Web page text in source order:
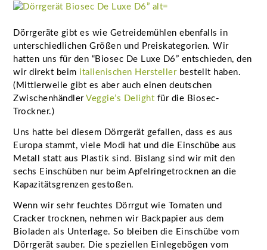
Dörrgeräte gibt es wie Getreidemühlen ebenfalls in
unterschiedlichen Größen und Preiskategorien. Wir
hatten uns für den “Biosec De Luxe D6” entschieden, den
wir direkt beim italienischen Herstellerbestellt haben.
(Mittlerweile gibt es aber auch einen deutschen
ZwischenhändlerVeggie’s Delight für die Biosec-
Trockner.)
Uns hatte bei diesem Dörrgerät gefallen, dass es aus
Europa stammt, viele Modi hat und die Einschübe aus
Metall statt aus Plastik sind. Bislang sind wir mit den
sechs Einschüben nur beim Apfelringetrocknen an die
Kapazitätsgrenzen gestoßen.
Wenn wir sehr feuchtes Dörrgut wie Tomaten und
Cracker trocknen, nehmen wir Backpapier aus dem
Bioladen als Unterlage. So bleiben die Einschübe vom
Dörrgerät sauber. Die speziellen Einlegebögen vom